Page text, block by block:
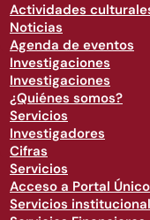
Actividades
Noticias
Agenda de eventos
Investigaciones
Investigaciones
¿Quiénes somos?
Servicios
Investigadores
Cifras
Servicios
Acceso a Portal
Servicios